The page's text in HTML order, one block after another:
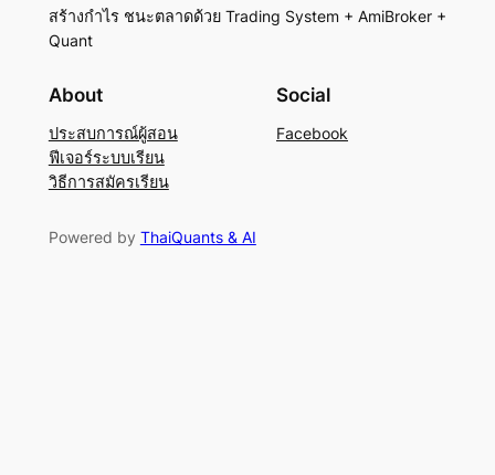
สร้างกำไร ชนะตลาดด้วย Trading System + AmiBroker +
Quant
About
ประสบการณ์ผู้สอน
ฟีเจอร์ระบบเรียน
วิธีการสมัครเรียน
Social
Facebook
Powered by ThaiQuants & AI